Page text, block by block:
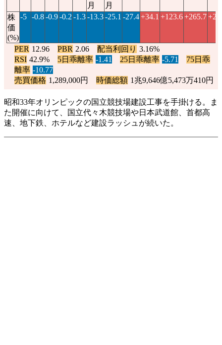
月
月
株
価
(%)
-5 -0.8-0.9-0.2 -1.3-13.3-25.1 -27.4+34.1 +123.6+265.7
PER 12.96 PBR 2.06 配当利回り 3.16%
RSI 42.9% 5日乖離率 -1.41 25日乖離率 -5.71
75日乖
離率 -10.77
売買価格 1,289,000円 時価総額 1兆9,646億5,473万410円
昭和33年オリンピックの国立競技場建設工事を手掛ける。ま
た開催に向けて、国立代々木競技場や日本武道館、首都高
速、地下鉄、ホテルなど建設ラッシュが続いた。